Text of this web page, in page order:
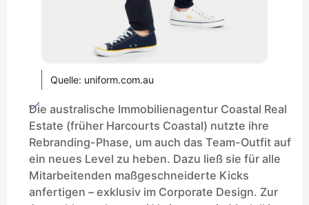
Quelle: uniform.com.au
Die australische Immobilienagentur Coastal Real
Estate (früher Harcourts Coastal) nutzte ihre
Rebranding-Phase, um auch das Team-Outfit auf
ein neues Level zu heben. Dazu ließ sie für alle
Mitarbeitenden maßgeschneiderte Kicks
anfertigen – exklusiv im Corporate Design. Zur